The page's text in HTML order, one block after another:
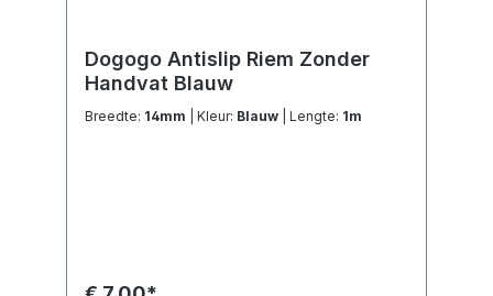
Dogogo Antislip Riem Zonder
Handvat Blauw
Breedte: 14mm | Kleur: Blauw | Lengte: 1m